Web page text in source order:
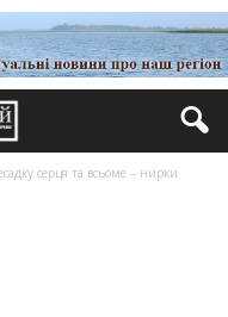
серця та всьоме – нирки